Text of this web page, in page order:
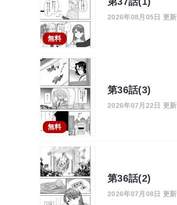
無料
2026年08月05日 更新
無料
第36話(3)
2026年07月22日 更新
第36話(2)
2026年07月08日 更新